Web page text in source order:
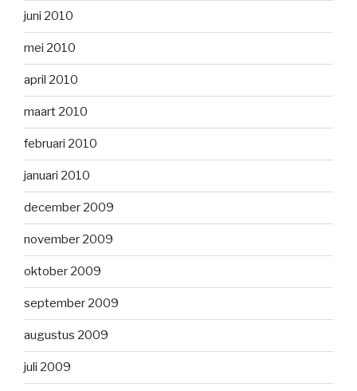
juni 2010
mei 2010
april 2010
maart 2010
februari 2010
januari 2010
december 2009
november 2009
oktober 2009
september 2009
augustus 2009
juli 2009